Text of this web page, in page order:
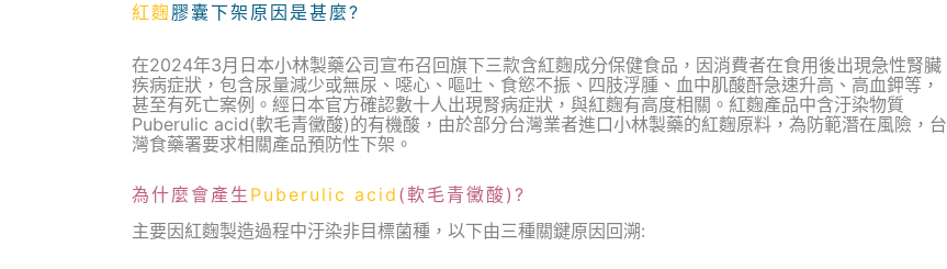
紅麴 膠囊下架原因是甚麼?
在2024年3月日本小林製藥公司宣布召回旗下三款含紅麴成分保健食品，因消費者在食用後出現急性腎臟
疾病症狀，包含尿量減少或無尿、噁心、嘔吐、食慾不振、四肢浮腫、血中肌酸酐急速升高、高血鉀等，
甚至有死亡案例。經日本官方確認數十人出現腎病症狀，與紅麴有高度相關。紅麴產品中含汙染物質
Puberulic acid(軟毛青黴酸)的有機酸，由於部分台灣業者進口小林製藥的紅麴原料，為防範潛在風險，台
灣食藥署要求相關產品預防性下架。
為什麼會產生 Puberulic acid (軟毛青黴酸)?
主要因紅麴製造過程中汙染非目標菌種，以下由三種關鍵原因回溯: